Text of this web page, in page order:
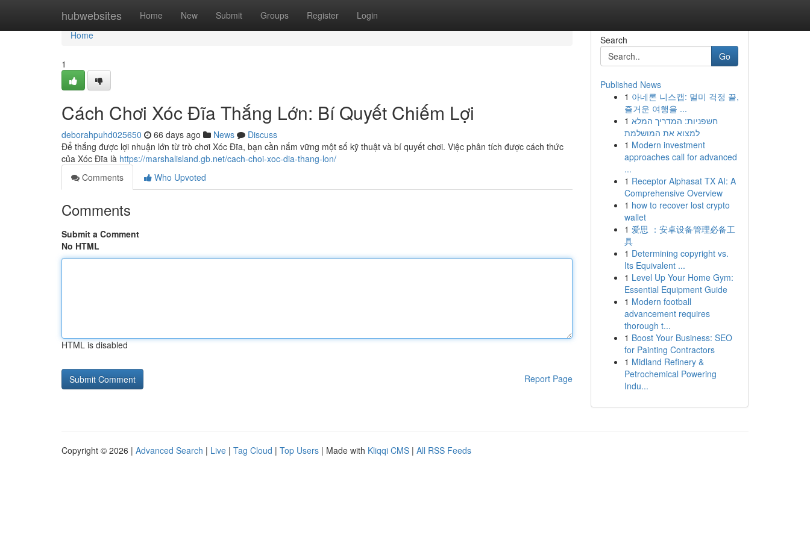
hubwebsites Home New Submit Groups Register Login
Home
Home
1
Cách Chơi Xóc Đĩa Thắng Lớn: Bí Quyết Chiếm Lợi
deborahpuhd025650 66 days ago News
Discuss
Để thắng được lợi nhuận lớn từ trò chơi Xóc Đĩa, bạn cần nắm vững một số kỹ thuật và bí quyết chơi. Việc phân tích được cách thức
của Xóc Đĩa là https://marshalisland.gb.net/cach-choi-xoc-dia-thang-lon/
Comments
Who Upvoted
Comments
Submit a Comment
No HTML
HTML is disabled
Report Page
Search
Go
Published News
1 아네론 니스캡: 멀미 걱정 끝,
즐거운 여행을 ...
1 חשפניות: המדריך המלא
למצוא את המושלמת
1 Modern investment
approaches call for advanced
...
1 Receptor Alphasat TX AI: A
Comprehensive Overview
1 how to recover lost crypto
wallet
1 爱思 ：安卓设备管理必备工
具
1 Determining copyright vs.
Its Equivalent ...
1 Level Up Your Home Gym:
Essential Equipment Guide
1 Modern football
advancement requires
thorough t...
1 Boost Your Business: SEO
for Painting Contractors
1 Midland Refinery &
Petrochemical Powering
Indu...
Copyright © 2026 | Advanced Search | Live | Tag Cloud | Top Users | Made with Kliqqi CMS | All RSS Feeds